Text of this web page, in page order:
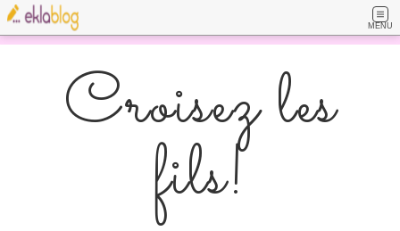
MENU
Croisez les
fils!